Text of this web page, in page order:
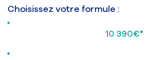
Choisissez votre formule :
10 390€*